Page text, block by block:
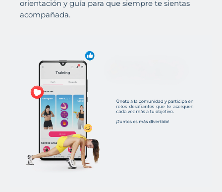
orientación y guía para que siempre te sientas
acompañada.